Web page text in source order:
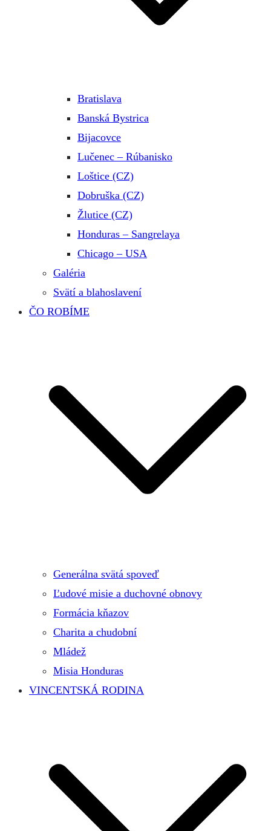
Bratislava
Banská Bystrica
Bijacovce
Lučenec – Rúbanisko
Loštice (CZ)
Dobruška (CZ)
Žlutice (CZ)
Honduras – Sangrelaya
Chicago – USA
Galéria
Svätí a blahoslavení
ČO ROBÍME
Generálna svätá spoveď
Ľudové misie a duchovné obnovy
Formácia kňazov
Charita a chudobní
Mládež
Misia Honduras
VINCENTSKÁ RODINA